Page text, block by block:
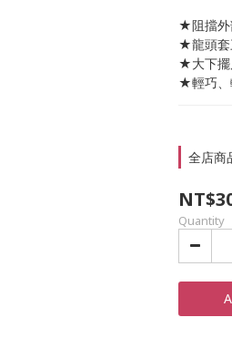
★阻擋外
★龍頭套
★大下擺
★輕巧、
全店商
Quantity